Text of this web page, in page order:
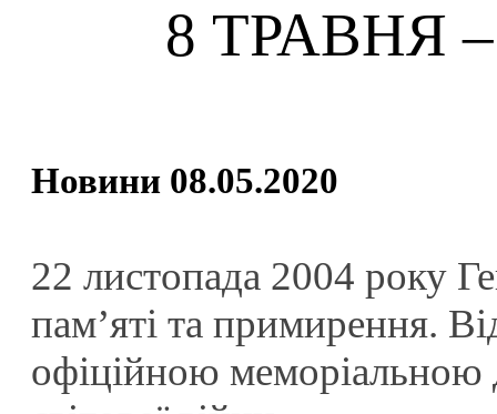
8 ТРАВНЯ
Новини 08.05.2020
22 листопада 2004 року
пам’яті та примирення.
офіційною меморіальною